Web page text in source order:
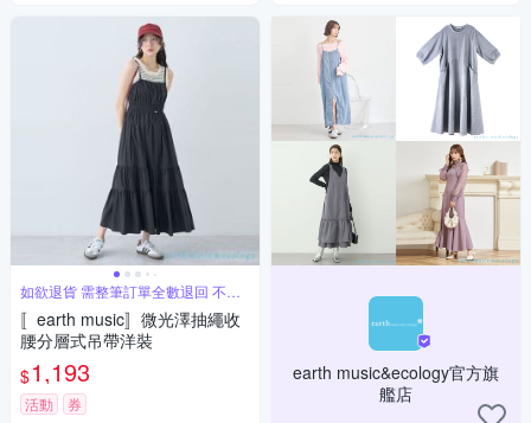
如欲退貨 需整筆訂單全數退回 不能
單退
〚earth music〛微光澤抽繩收
腰分層式吊帶洋裝
$1,193
活動 券
earth music&ecology官方旗
艦店